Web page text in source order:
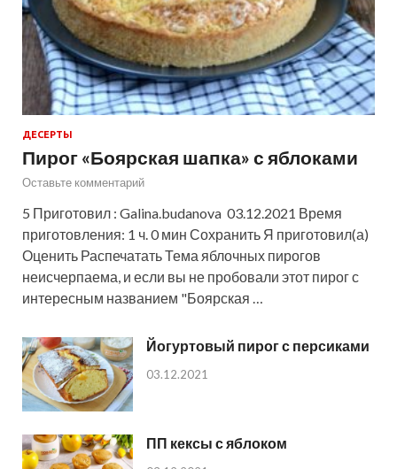
ДЕСЕРТЫ
Пирог «Боярская шапка» с яблоками
Оставьте комментарий
5 Приготовил : Galina.budanova 03.12.2021 Время
приготовления: 1 ч. 0 мин Сохранить Я приготовил(а)
Оценить Распечатать Тема яблочных пирогов
неисчерпаема, и если вы не пробовали этот пирог с
интересным названием "Боярская …
Йогуртовый пирог с персиками
03.12.2021
ПП кексы с яблоком